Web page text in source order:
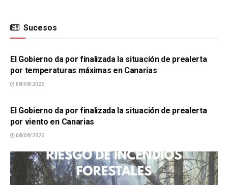
Sucesos
SUCESOS
El Gobierno da por finalizada la situación de prealerta
por temperaturas máximas en Canarias
08/08/2026
El Gobierno da por finalizada la situación de prealerta
por viento en Canarias
08/08/2026